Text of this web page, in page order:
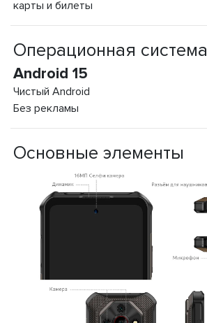
карты и билеты
Операционная система
Android 15
Чистый Android
Без рекламы
Основные элементы